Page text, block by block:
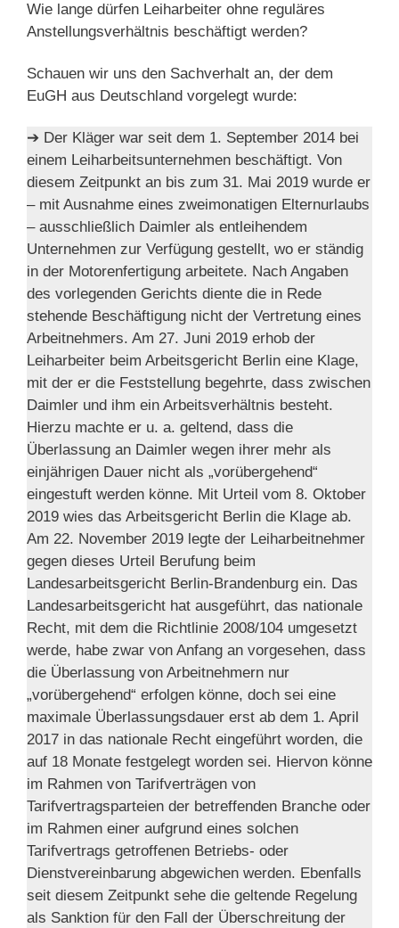
Wie lange dürfen Leiharbeiter ohne reguläres
Anstellungsverhältnis beschäftigt werden?
Schauen wir uns den Sachverhalt an, der dem
EuGH aus Deutschland vorgelegt wurde:
➔ Der Kläger war seit dem 1. September 2014 bei
einem Leiharbeitsunternehmen beschäftigt. Von
diesem Zeitpunkt an bis zum 31. Mai 2019 wurde er
– mit Ausnahme eines zweimonatigen Elternurlaubs
– ausschließlich Daimler als entleihendem
Unternehmen zur Verfügung gestellt, wo er ständig
in der Motorenfertigung arbeitete. Nach Angaben
des vorlegenden Gerichts diente die in Rede
stehende Beschäftigung nicht der Vertretung eines
Arbeitnehmers. Am 27. Juni 2019 erhob der
Leiharbeiter beim Arbeitsgericht Berlin eine Klage,
mit der er die Feststellung begehrte, dass zwischen
Daimler und ihm ein Arbeitsverhältnis besteht.
Hierzu machte er u. a. geltend, dass die
Überlassung an Daimler wegen ihrer mehr als
einjährigen Dauer nicht als „vorübergehend“
eingestuft werden könne. Mit Urteil vom 8. Oktober
2019 wies das Arbeitsgericht Berlin die Klage ab.
Am 22. November 2019 legte der Leiharbeitnehmer
gegen dieses Urteil Berufung beim
Landesarbeitsgericht Berlin-Brandenburg ein. Das
Landesarbeitsgericht hat ausgeführt, das nationale
Recht, mit dem die Richtlinie 2008/104 umgesetzt
werde, habe zwar von Anfang an vorgesehen, dass
die Überlassung von Arbeitnehmern nur
„vorübergehend“ erfolgen könne, doch sei eine
maximale Überlassungsdauer erst ab dem 1. April
2017 in das nationale Recht eingeführt worden, die
auf 18 Monate festgelegt worden sei. Hiervon könne
im Rahmen von Tarifverträgen von
Tarifvertragsparteien der betreffenden Branche oder
im Rahmen einer aufgrund eines solchen
Tarifvertrags getroffenen Betriebs- oder
Dienstvereinbarung abgewichen werden. Ebenfalls
seit diesem Zeitpunkt sehe die geltende Regelung
als Sanktion für den Fall der Überschreitung der